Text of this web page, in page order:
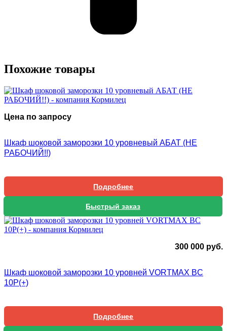
Похожие товары
Цена по запросу
Шкаф шоковой заморозки 10 уровневый АБАТ (НЕ
РАБОЧИЙ!!)
Подробнее
Быстрый заказ
300 000 руб.
Шкаф шоковой заморозки 10 уровней VORTMAX BC
10P(+)
Подробнее